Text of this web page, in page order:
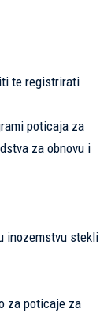
te registrirati
poticaja za
za obnovu i
inozemstvu stekli
za poticaje za